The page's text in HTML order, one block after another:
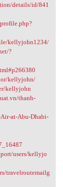
details/id/841
kellyjohn1234/
?
kellyjohn/
kellyjohn
thanh-
at-Abu-Dhabi-
users/kellyjo
travelroutemailg